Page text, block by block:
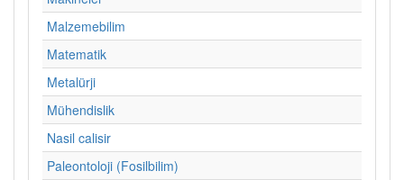
Malzemebilim
Matematik
Metalürji
Mühendislik
Nasil calisir
Paleontoloji (Fosilbilim)